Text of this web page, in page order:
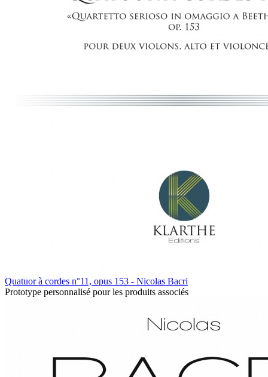
Quatuor à cordes n°11, opus 153 - Nicolas Bacri
Prototype personnalisé pour les produits associés